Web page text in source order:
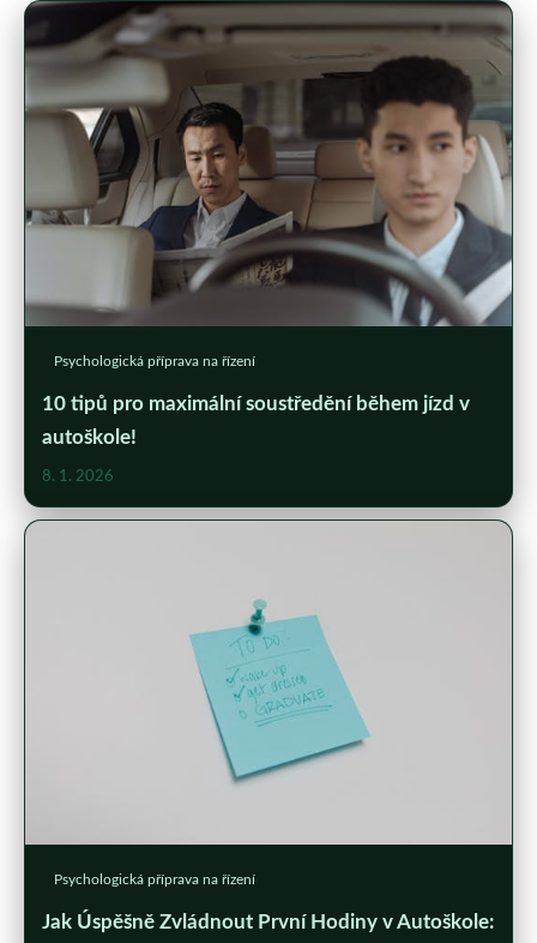
Psychologická příprava na řízení
10 tipů pro maximální soustředění během jízd v
autoškole!
8. 1. 2026
Psychologická příprava na řízení
Jak Úspěšně Zvládnout První Hodiny v Autoškole: